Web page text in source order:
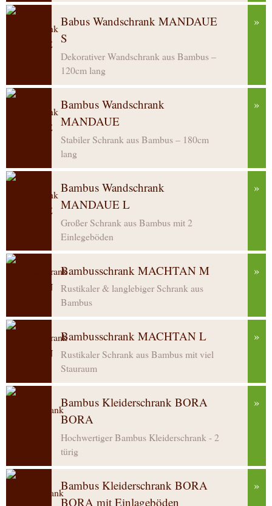
Babus Wandschrank MANDAUE
S
Dekorativer Wandschrank aus Bambus –
120cm lang
»
Bambus Wandschrank
MANDAUE
Stabiler Schrank aus Bambus – 180cm
lang
»
Bambus Wandschrank
MANDAUE L
Großer Schrank aus Bambus mit 2
Einlegeböden
»
Bambusschrank MACHTAN M
Rustikaler & langlebiger Schrank aus
Bambus
»
Bambusschrank MACHTAN L
Rustikaler Schrank aus Bambus mit viel
Stauraum
»
Bambus Kleiderschrank BORA
BORA
Hochwertiger Bambus Kleiderschrank - 2
türig
»
Bambus Kleiderschrank BORA
BORA mit Einlageböden
»